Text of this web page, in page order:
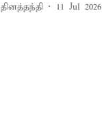
தினத்தந்தி 11 Jul 2026